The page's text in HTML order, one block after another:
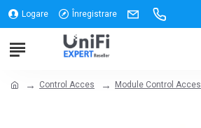
Logare Înregistrare
Control Acces Module Control Acces